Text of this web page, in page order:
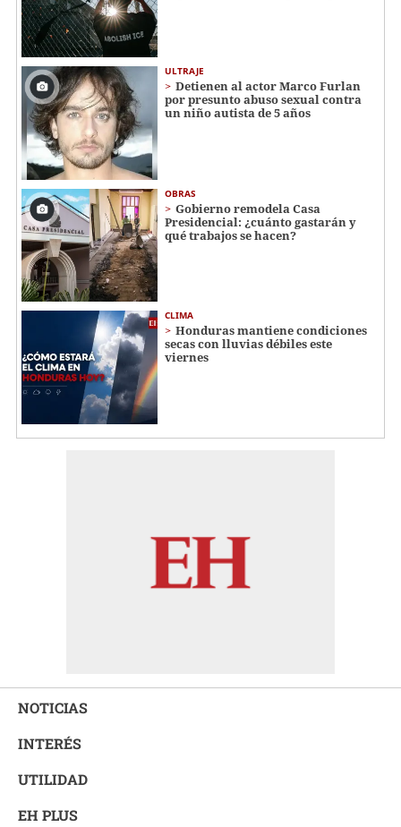
ULTRAJE
Detienen al actor Marco Furlan
por presunto abuso sexual contra
un niño autista de 5 años
OBRAS
Gobierno remodela Casa
Presidencial: ¿cuánto gastarán y
qué trabajos se hacen?
CLIMA
Honduras mantiene condiciones
secas con lluvias débiles este
viernes
NOTICIAS
INTERÉS
UTILIDAD
EH PLUS